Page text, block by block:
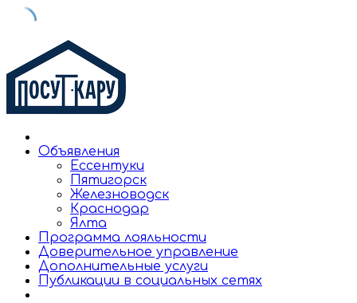
content
Объявления
Ессентуки
Пятигорск
Железноводск
Краснодар
Ялта
Программа лояльности
Доверительное управление
Дополнительные услуги
Публикации в социальных сетях